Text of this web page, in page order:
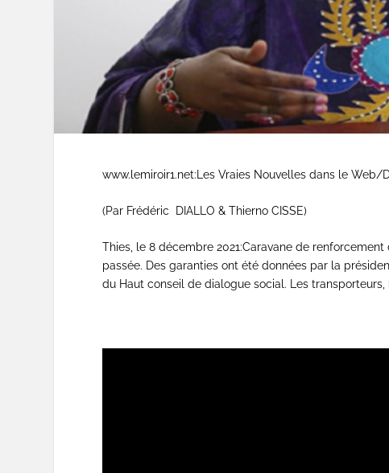
www.lemiroir1.net:Les Vraies Nouvelles dans le Web/
(Par Frédéric DIALLO & Thierno CISSE)
Thies, le 8 décembre 2021:Caravane de
passée. Des garanties ont été données par la
du Haut conseil de dialogue social. Les